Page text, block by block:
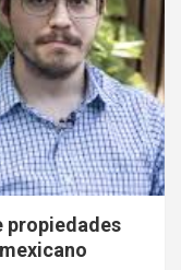
propiedades